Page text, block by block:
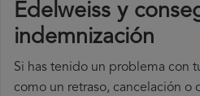
Edelweiss y
indemnización
Si has tenido un problema con
como un retraso, cancelación o